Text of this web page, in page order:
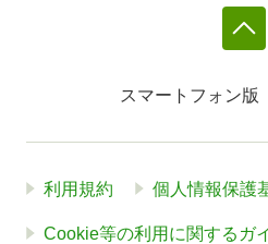
スマートフォン版
利用規約 個人情報保護
Cookie等の利用に関するガ